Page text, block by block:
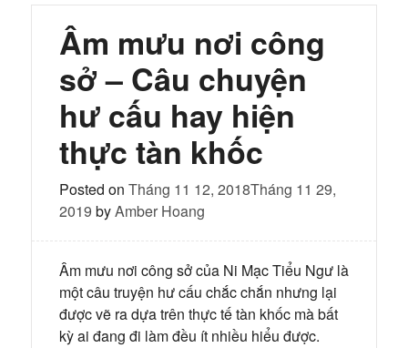
tư
Nạp
–
Full
Âm mưu nơi công
sở – Câu chuyện
hư cấu hay hiện
thực tàn khốc
Posted on Tháng 11 12, 2018Tháng 11 29,
2019 byAmber Hoang
Âm mưu nơi công sở của Ni Mạc Tiểu Ngư là
một câu truyện hư cấu chắc chắn nhưng lại
được vẽ ra dựa trên thực tế tàn khốc mà bất
kỳ ai đang đi làm đều ít nhiều hiểu được.